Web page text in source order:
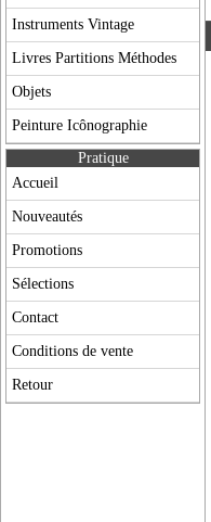
Instruments Vintage
Livres Partitions Méthodes
Objets
Peinture Icônographie
Pratique
Accueil
Nouveautés
Promotions
Sélections
Contact
Conditions de vente
Retour